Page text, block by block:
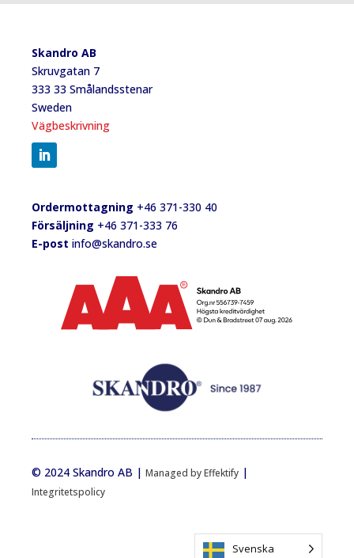
Skandro AB
Skruvgatan 7
333 33 Smålandsstenar
Sweden
Vägbeskrivning
Ordermottagning +46 371-330 40
Försäljning +46 371-333 76
E-post info@skandro.se
© 2024 Skandro AB | Managed by Effektify |
Integritetspolicy
Svenska